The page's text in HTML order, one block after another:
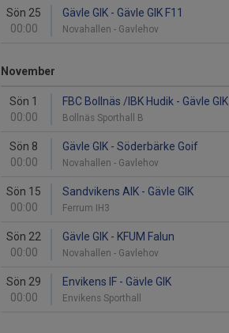
Sön 25
00:00
Gävle GIK - Gävle GIK F11
Novahallen - Gavlehov
November
Sön 1
00:00
FBC Bollnäs /IBK Hudik - Gävle GIK
Bollnäs Sporthall B
Sön 8
00:00
Gävle GIK - Söderbärke Goif
Novahallen - Gavlehov
Sön 15
00:00
Sandvikens AIK - Gävle GIK
Ferrum IH3
Sön 22
00:00
Gävle GIK - KFUM Falun
Novahallen - Gavlehov
Sön 29
00:00
Envikens IF - Gävle GIK
Envikens Sporthall